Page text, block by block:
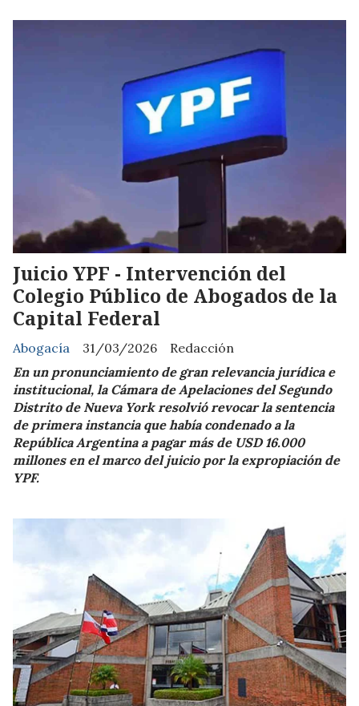
Juicio YPF - Intervención del
Colegio Público de Abogados de la
Capital Federal
Redacción
Abogacía
31/03/2026
En un pronunciamiento de gran relevancia jurídica e
institucional, la Cámara de Apelaciones del Segundo
Distrito de Nueva York resolvió revocar la sentencia
de primera instancia que había condenado a la
República Argentina a pagar más de USD 16.000
millones en el marco del juicio por la expropiación de
YPF.